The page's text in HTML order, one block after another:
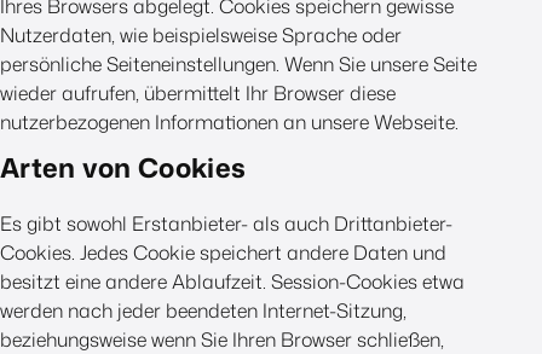
Ihres Browsers abgelegt. Cookies speichern gewisse
Nutzerdaten, wie beispielsweise Sprache oder
persönliche Seiteneinstellungen. Wenn Sie unsere Seite
wieder aufrufen, übermittelt Ihr Browser diese
nutzerbezogenen Informationen an unsere Webseite.
Arten von Cookies
Es gibt sowohl Erstanbieter- als auch Drittanbieter-
Cookies. Jedes Cookie speichert andere Daten und
besitzt eine andere Ablaufzeit. Session-Cookies etwa
werden nach jeder beendeten Internet-Sitzung,
beziehungsweise wenn Sie Ihren Browser schließen,